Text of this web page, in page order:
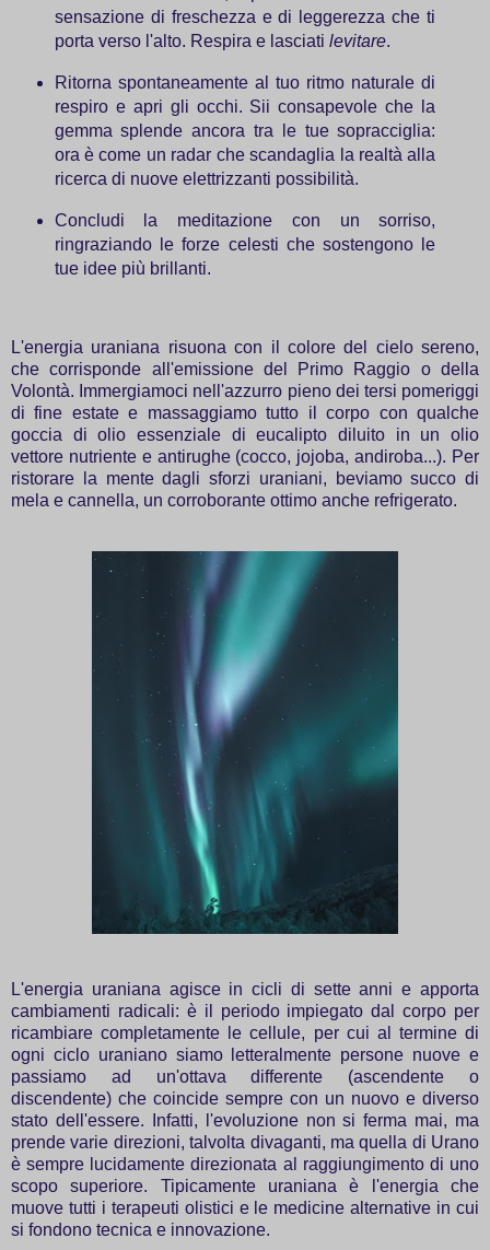
sensazione di freschezza e di leggerezza che ti
porta verso l'alto. Respira e lasciati levitare.
Ritorna spontaneamente al tuo ritmo naturale di
respiro e apri gli occhi. Sii consapevole che la
gemma splende ancora tra le tue sopracciglia:
ora è come un radar che scandaglia la realtà alla
ricerca di nuove elettrizzanti possibilità.
Concludi la meditazione con un sorriso,
ringraziando le forze celesti che sostengono le
tue idee più brillanti.
L'energia uraniana risuona con il colore del cielo sereno,
che corrisponde all'emissione del Primo Raggio o della
Volontà. Immergiamoci nell'azzurro pieno dei tersi pomeriggi
di fine estate e massaggiamo tutto il corpo con qualche
goccia di olio essenziale di eucalipto diluito in un olio
vettore nutriente e antirughe (cocco, jojoba, andiroba...). Per
ristorare la mente dagli sforzi uraniani, beviamo succo di
mela e cannella, un corroborante ottimo anche refrigerato.
L'energia uraniana agisce in cicli di sette anni e apporta
cambiamenti radicali: è il periodo impiegato dal corpo per
ricambiare completamente le cellule, per cui al termine di
ogni ciclo uraniano siamo letteralmente persone nuove e
passiamo ad un'ottava differente (ascendente o
discendente) che coincide sempre con un nuovo e diverso
stato dell'essere. Infatti, l'evoluzione non si ferma mai, ma
prende varie direzioni, talvolta divaganti, ma quella di Urano
è sempre lucidamente direzionata al raggiungimento di uno
scopo superiore. Tipicamente uraniana è l'energia che
muove tutti i terapeuti olistici e le medicine alternative in cui
si fondono tecnica e innovazione.